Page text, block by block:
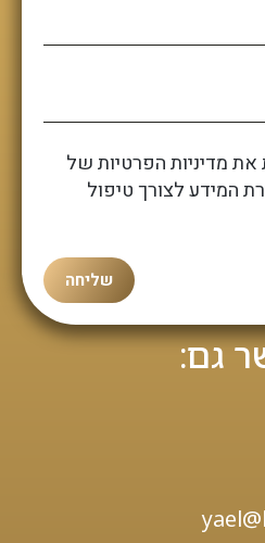
מדיניות הפרטיות של
המידע לצורך טיפול
שליחה
גם: